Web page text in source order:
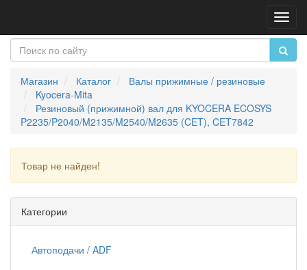
Магазин Каталог
Валы прижимные / резиновые
Kyocera-Mita
Резиновый (прижимной) вал для KYOCERA ECOSYS
P2235/P2040/M2135/M2540/M2635 (CET), CET7842
Товар не найден!
Категории
Автоподачи / ADF